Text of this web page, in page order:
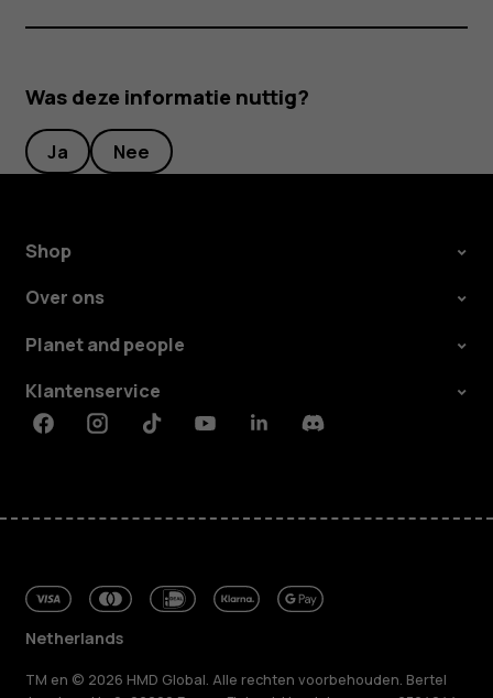
Was deze informatie nuttig?
Ja Nee
Shop
Over ons
Planet and people
Klantenservice
FacebookInstagramTiktokYoutubeLinkedinDiscord
Netherlands
TM en © 2026 HMD Global. Alle rechten voorbehouden. Bertel